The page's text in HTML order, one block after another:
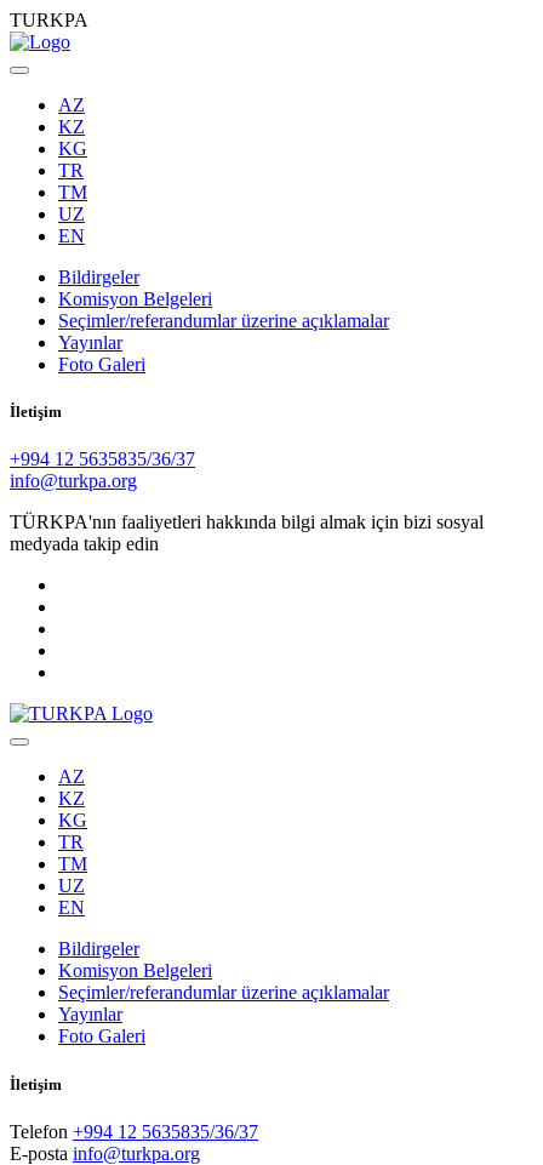
TURKPA
AZ
KZ
KG
TR
TM
UZ
EN
Bildirgeler
Komisyon Belgeleri
Seçimler/referandumlar üzerine açıklamalar
Yayınlar
Foto Galeri
İletişim
+994 12 5635835/36/37
info@turkpa.org
TÜRKPA'nın faaliyetleri hakkında bilgi almak için bizi sosyal
medyada takip edin
AZ
KZ
KG
TR
TM
UZ
EN
Bildirgeler
Komisyon Belgeleri
Seçimler/referandumlar üzerine açıklamalar
Yayınlar
Foto Galeri
İletişim
Telefon +994 12 5635835/36/37
E-posta info@turkpa.org